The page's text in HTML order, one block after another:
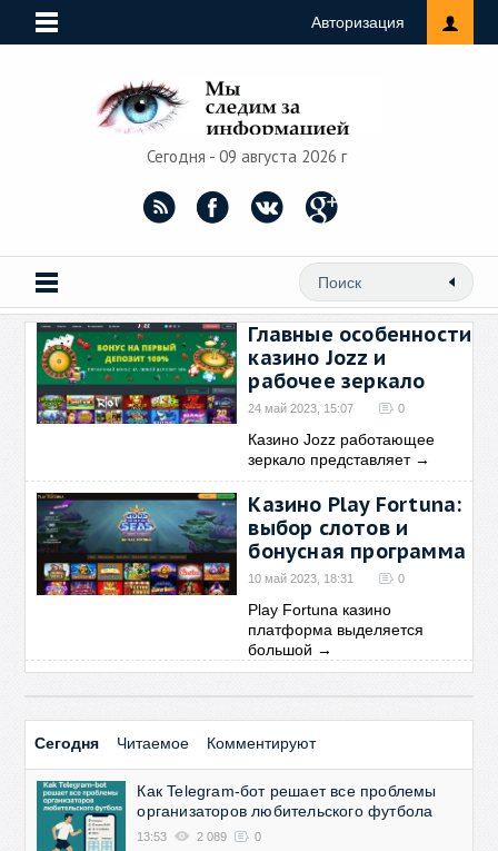
Авторизация
Сегодня - 09 августа 2026 г
Главные особенности
казино Jozz и
рабочее зеркало
24 май 2023, 15:07 0
Казино Jozz работающее
зеркало представляет→
Казино Play Fortuna:
выбор слотов и
бонусная программа
10 май 2023, 18:31 0
Play Fortuna казино
платформа выделяется
большой →
Сегодня Читаемое Комментируют
Как Telegram-бот решает все проблемы
организаторов любительского футбола
13:53 2 089 0